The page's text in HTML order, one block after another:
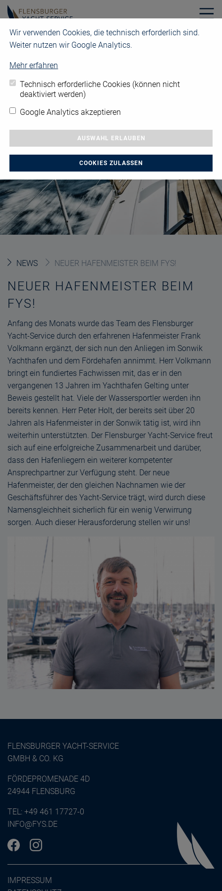
Wir verwenden Cookies, die technisch erforderlich sind.
Weiter nutzen wir Google Analytics.
Mehr erfahren
Technisch erforderliche Cookies (können nicht
deaktiviert werden)
Google Analytics akzeptieren
AUSWAHL ERLAUBEN
COOKIES ZULASSEN
+49 461 17727-0 info@fys.de
NEWS NEUER HAFENMEISTER BEIM FYS!
NEUER HAFENMEISTER BEIM
FYS!
Anfang des Monats wurde das Team des Flensburger
Yacht-Service durch den erfahrenen Hafenmeister Frank
Volkmann ergänzt, der sich nun den Anliegen im Sonwik
Yachthafen und dem Fördehafen annimmt. Herr Volkmann
bringt ein fundiertes Fachwissen mit, das er in den
vergangenen 13 Jahren im Yachthafen Gelting unter
Beweis gestellt hat. Viele der Wassersportler werden ihn
bereits kennen. Herr Peter Holt, der bereits seit über 20
Jahren als Hafenmeister in der Sonwik tätig ist, wird ihn
weiterhin unterstützten. Der Flensburger Yacht-Service freut
sich auf eine erfolgreiche Zusammenarbeit und darüber,
dass den Hafenliegern ein weiterer kompetenter
Ansprechpartner zur Verfügung steht. Der neue
Hafenmeister, der den gleichen Nachnamen wie der
Geschäftsführer des Yacht-Service trägt, wird durch diese
Namensgleichheit sicherlich für ein wenig Verwirrung
sorgen. Auch dieser Herausforderung stellen wir uns!
FLENSBURGER YACHT-SERVICE
GMBH & CO. KG
FÖRDEPROMENADE 4D
24944 FLENSBURG
TEL: +49 461 17727-0
INFO@FYS.DE
IMPRESSUM